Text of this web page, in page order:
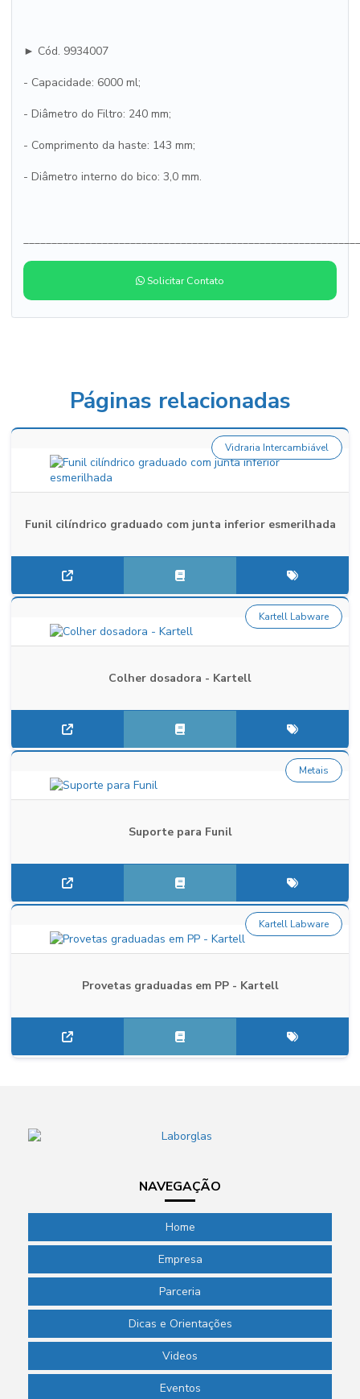
► Cód. 9934007
- Capacidade: 6000 ml;
- Diâmetro do Filtro: 240 mm;
- Comprimento da haste: 143 mm;
- Diâmetro interno do bico: 3,0 mm.
Solicitar Contato
Páginas relacionadas
Funil cilíndrico graduado com junta inferior esmerilhada
Vidraria Intercambiável
Colher dosadora - Kartell
Kartell Labware
Suporte para Funil
Metais
Provetas graduadas em PP - Kartell
Kartell Labware
NAVEGAÇÃO
Home
Empresa
Parceria
Dicas e Orientações
Videos
Eventos